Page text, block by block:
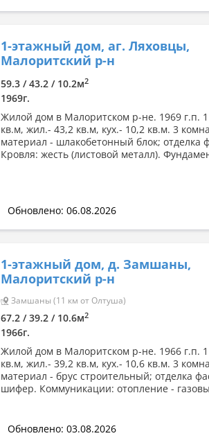
1-этажный дом, аг. Ляховцы,
Малоритский р-н
59.3 / 43.2 / 10.2м2
1969г.
Жилой дом в Малоритском р-не. 1969 г.п.
кв.м, жил.- 43,2 кв.м, кух.- 10,2 кв.м. 3
материал - шлакобетонный блок; отделка
Кровля: жесть (листовой металл).
Обновлено: 06.08.2026
1-этажный дом, д. Замшаны,
Малоритский р-н
Замшаны (11 км от Олтуша)
67.2 / 39.2 / 10.6м2
1966г.
Жилой дом в Малоритском р-не. 1966 г.п.
кв.м, жил.- 39,2 кв.м, кух.- 10,6 кв.м. 3
материал - брус строительный; отделка
шифер. Коммуникации: отопление -
Обновлено: 03.08.2026